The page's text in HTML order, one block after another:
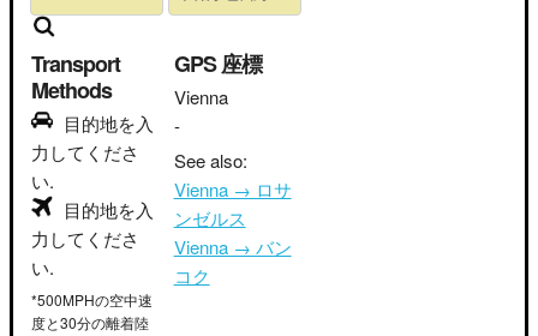
Transport
Methods
目的地を入
力してくださ
い.
目的地を入
力してくださ
い.
*500MPHの空中速
度と30分の離着陸
GPS 座標
Vienna
-
See also:
Vienna → ロサ
ンゼルス
Vienna → バン
コク